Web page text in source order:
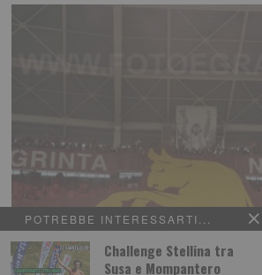
POTREBBE INTERESSARTI...
Challenge Stellina tra
Susa e Mompantero